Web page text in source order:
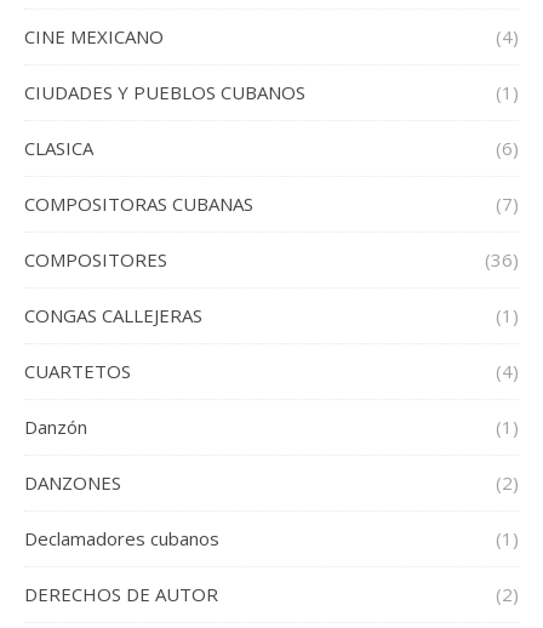
CINE MEXICANO (4)
CIUDADES Y PUEBLOS CUBANOS (1)
CLASICA (6)
COMPOSITORAS CUBANAS (7)
COMPOSITORES (36)
CONGAS CALLEJERAS (1)
CUARTETOS (4)
Danzón (1)
DANZONES (2)
Declamadores cubanos (1)
DERECHOS DE AUTOR (2)